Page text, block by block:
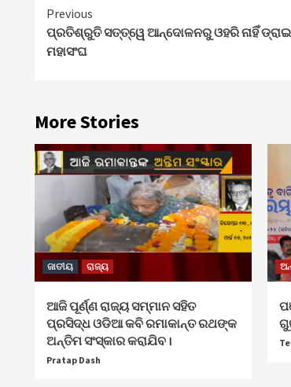
Continue
Reading
Previous
ପ୍ରତିଶ୍ରୁତି ସତ୍ତ୍ୱେ ଆନ୍ଦୋଳନରୁ ଓହରି ନାହିଁ
ମହାସଂଘ
More Stories
ଜାତୀୟ ରାଜ୍ୟ
ଆଜି ପୂର୍ଣ୍ଣ ରାଜ୍ୟ ସମ୍ମାନ ସହିତ
ପ୍ରସିଦ୍ଧ ଓଡିଆ କବି ରମାକାନ୍ତ ରଥଙ୍କ
ଅନ୍ତିମ ସଂସ୍କାର କରାଯିବ।
Pratap Dash